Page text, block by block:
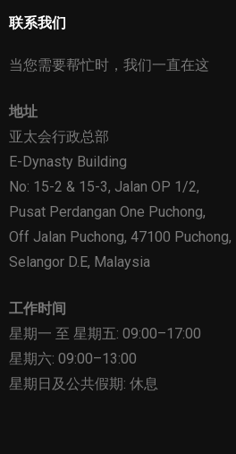
联系我们
当您需要帮忙时，我们一直在这
地址
亚太会行政总部
E-Dynasty Building
No: 15-2 & 15-3, Jalan OP 1/2,
Pusat Perdangan One Puchong,
Off Jalan Puchong, 47100 Puchong,
Selangor D.E, Malaysia
工作时间
星期一 至 星期五: 09:00–17:00
星期六: 09:00–13:00
星期日及公共假期: 休息